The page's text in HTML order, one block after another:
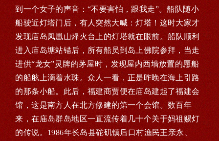
到一个女子的声音：“不要害怕，跟我走”。船队随小
船驶近灯塔门后，有人突然大喊：灯塔！这时大家才
发现庙岛凤凰山烽火台上的灯塔就在眼前。船队顺利
进入庙岛塘站锚后，所有船员到岛上佛院参拜，当走
进供“龙女”灵牌的茅屋时，发现屋内西墙放置的愿船
的船舷上滴着水珠。众人一看，正是昨晚在海上引路
的那条小船。此后，福建商贾便在庙岛建起了福建会
馆，这是南方人在北方修建的第一个会馆。数百年
来，在庙岛群岛地区一直流传着几十个关于妈祖赐灯
的传说。1986年长岛县砣矶镇后口村渔民王亲永、